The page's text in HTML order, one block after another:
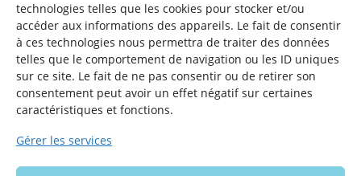
technologies telles que les cookies pour stocker et/ou
accéder aux informations des appareils. Le fait de consentir
à ces technologies nous permettra de traiter des données
telles que le comportement de navigation ou les ID uniques
sur ce site. Le fait de ne pas consentir ou de retirer son
consentement peut avoir un effet négatif sur certaines
caractéristiques et fonctions.
Gérer les services
33140 Villenave d'Ornon
Nous contacter
Formulaire de contact
E-mail